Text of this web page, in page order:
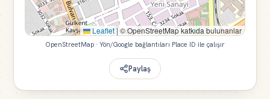
Leaflet|© OpenStreetMap katkıda bulunanlar
OpenStreetMap · Yön/Google bağlantıları Place ID ile çalışır
Paylaş